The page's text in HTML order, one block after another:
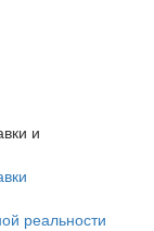
и
реальности